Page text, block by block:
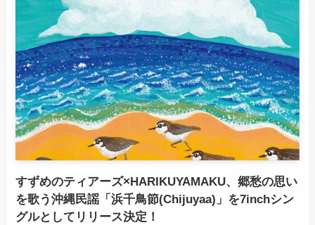
すずめのティアーズ×HARIKUYAMAKU、郷愁の思い
を歌う沖縄民謡「浜千鳥節(Chijuyaa)」を7inchシン
グルとしてリリース決定！